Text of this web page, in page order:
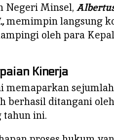
Negeri Minsel,
memimpin langsung
oleh para
Kinerja
memaparkan
berhasil ditangani
tahun ini.